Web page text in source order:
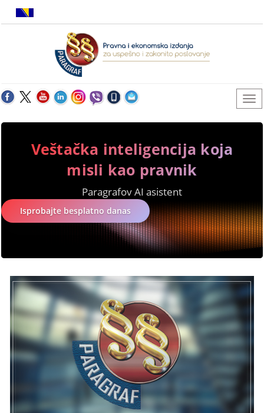
Veštačka inteligencija koja
misli kao pravnik
Paragrafov AI asistent
Isprobajte besplatno danas